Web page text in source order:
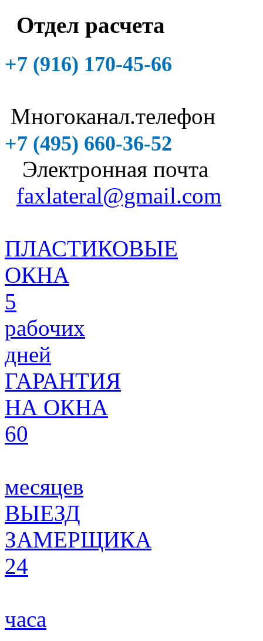
Отдел расчета
+7 (916) 170-45-66
Многоканал.телефон
+7 (495) 660-36-52
Электронная почта
faxlateral@gmail.com
ПЛАСТИКОВЫЕ
ОКНА
5
рабочих
дней
ГАРАНТИЯ
НА ОКНА
60
месяцев
ВЫЕЗД
ЗАМЕРЩИКА
24
часа